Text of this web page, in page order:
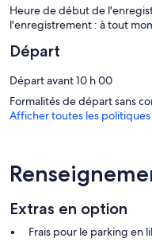
connexion sans fil. Les
les chambres et vous
place. Les infrastructures
remise en forme.
Les activités de loisir
Heure de début de
l'enregistrement : à tout
Départ
Départ avant 10 h 00
Formalités de départ sans
Afficher toutes les politiques
Extras en option
Frais pour le parking en